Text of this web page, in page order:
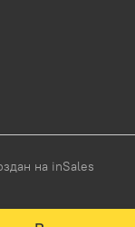
на inSales